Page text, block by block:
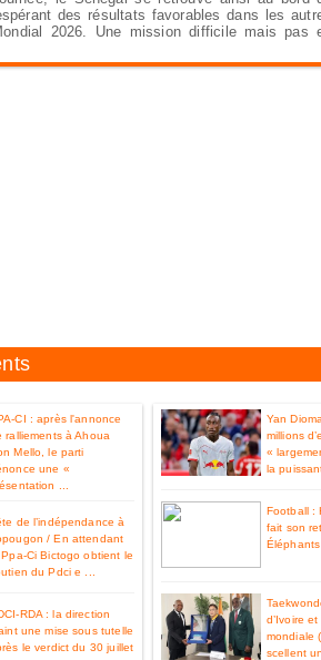
des résultats favorables dans les
2026. Une mission difficile mais pas
CI : après l'annonce
ralliements à Ahoua
Mello, le parti
une «
...
de l’indépendance à
/ En attendant
Ci Bictogo obtient le
du Pdci e ...
RDA : la direction
une mise sous tutelle
le verdict du 30 juillet
Yan
millions
«
la
Football :
fait son
d’Ivoire
mondiale
scellent